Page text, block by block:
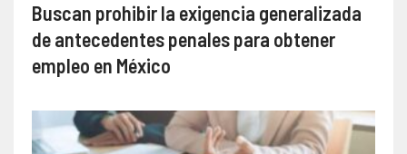
Buscan prohibir la exigencia generalizada
de antecedentes penales para obtener
empleo en México